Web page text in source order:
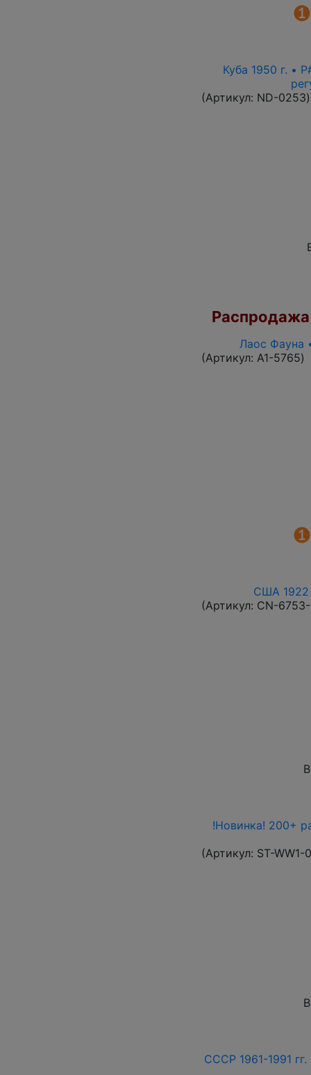
Куба 1950 г. •
(Артикул: ND-0253)
Распродажа
Лаос Фауна
(Артикул: A1-5765)
США 1922
(Артикул: CN-
!Новинка! 200+
(Артикул: ST-
СССР 1961-1991